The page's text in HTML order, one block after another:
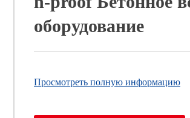
оборудование
Просмотреть полную информацию